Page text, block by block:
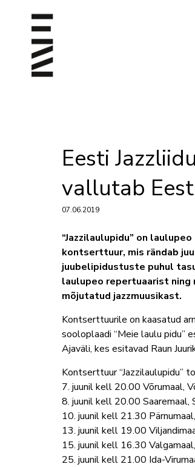
Eesti
vallutab
07.06.2019
“Jazzilaulupidu” on
kontserttuur, mis rändab
juubelipidustuste puhul
laulupeo repertuaarist ning
mõjutatud jazzmuusikast.
Kontserttuurile on kaasatud
sooloplaadi “Meie laulu pidu”
Ajaväli, kes esitavad Raun
Kontserttuur “Jazzilaulupidu”
7. juunil kell 20.00 Võrumaal,
8. juunil kell 20.00 Saaremaal,
10. juunil kell 21.30
13. juunil kell 19.00
15. juunil kell 16.30
25. juunil kell 21.00 Ida-